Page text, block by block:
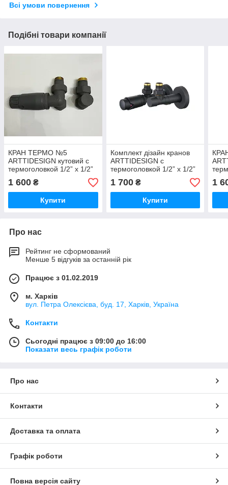
Всі умови повернення
Подібні товари компанії
КРАН ТЕРМО №5
ARTTIDESIGN кутовий с
термоголовкой 1/2” x 1/2”
сірий матовий
1 600 ₴
Купити
Комплект дізайн кранов
ARTTIDESIGN с
термоголовкой 1/2” x 1/2”
чорний матовий
1 700₴
Купити
1
Про нас
Рейтинг не сформований
Менше 5 відгуків за останній рік
Працює з 01.02.2019
м. Харків
вул. Петра Олексієва, буд. 17, Харків, Україна
Контакти
Сьогодні працює з 09:00 до 16:00
Показати весь графік роботи
Про нас
Контакти
Доставка та оплата
Графік роботи
Повна версія сайту